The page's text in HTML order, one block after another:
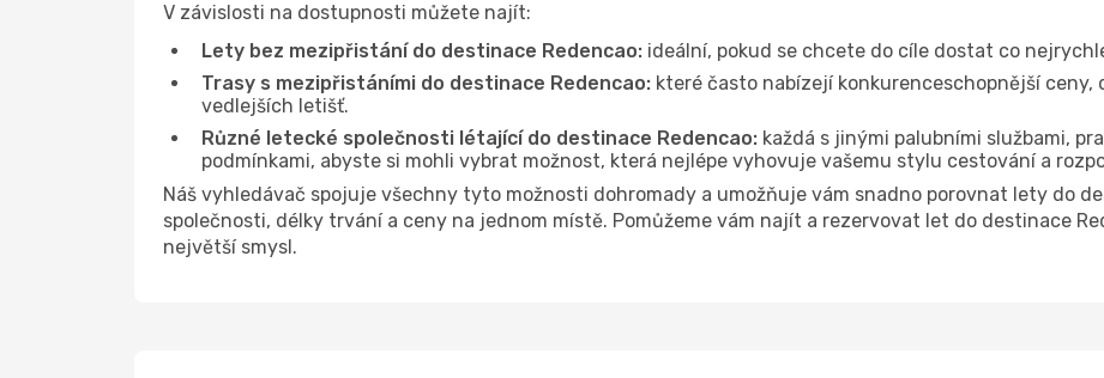
V závislosti na dostupnosti můžete najít:
Lety bez mezipřistání do destinace Redencao: ideální, pokud se chcete do cíle dostat co
Trasy s mezipřistáními do destinace Redencao: které často nabízejí konkurenceschopnější ceny,
vedlejších letišť.
Různé letecké společnosti létající do destinace Redencao: každá s jinými palubními službami,
podmínkami, abyste si mohli vybrat možnost, která nejlépe vyhovuje vašemu stylu cestování a
Náš vyhledávač spojuje všechny tyto možnosti dohromady a umožňuje vám snadno porovnat lety do
společnosti, délky trvání a ceny na jednom místě. Pomůžeme vám najít a rezervovat let do destinace
největší smysl.